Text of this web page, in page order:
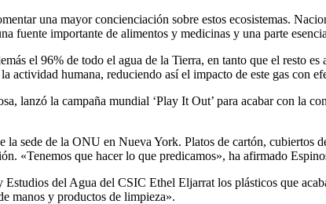
una mayor concienciación sobre estos ecosistemas.
fuente importante de alimentos y medicinas y una parte
el 96% de todo el agua de la Tierra, en tanto que el resto
actividad humana, reduciendo así el impacto de este gas con
lanzó la campaña mundial ‘Play It Out’ para acabar con la
sede de la ONU en Nueva York. Platos de cartón, cubiertos
«Tenemos que hacer lo que predicamos», ha afirmado
del Agua del CSIC Ethel Eljarrat los plásticos que
manos y productos de limpieza».